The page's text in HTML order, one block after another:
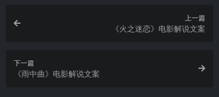
上一篇
《火之迷恋》电影解说文案
下一篇
《雨中曲》电影解说文案